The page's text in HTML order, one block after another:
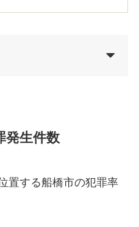
発生件数
置する船橋市の犯罪率